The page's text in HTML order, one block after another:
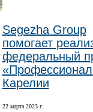
Segezha Group
помогает
федеральный
Карелии
22 марта 2023 г.